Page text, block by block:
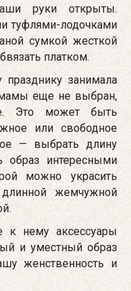
руки открыты.
туфлями-лодочками
сумкой жесткой
платком.
занимала
еще не выбран,
Это может быть
или свободное
— выбрать длину
интересными
можно украсить
жемчужной
к нему аксессуары
и уместный образ
женственность и